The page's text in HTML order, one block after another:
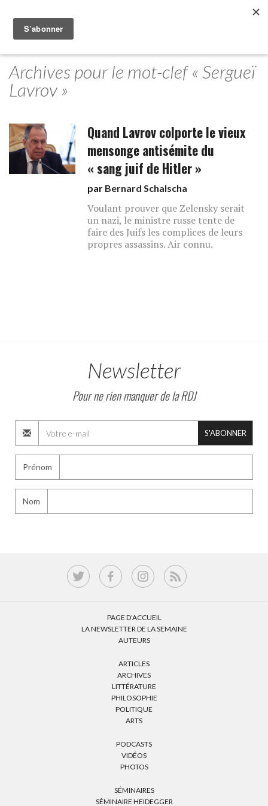
Archives pour le mot-clef « Sergueï
Lavrov »
Quand Lavrov colporte le vieux
mensonge antisémite du
« sang juif de Hitler »
par Bernard Schalscha
Voulant prouver que Zelensky serait
un nazi, le ministre russe tente de
faire des Juifs les complices de leurs
propres assassins. Air connu.
Newsletter
Pour ne rien manquer de la RDJ
S'ABONNER
Prénom
Nom
PAGE D’ACCUEIL
LA NEWSLETTER DE LA SEMAINE
AUTEURS
ARTICLES
ARCHIVES
LITTÉRATURE
PHILOSOPHIE
POLITIQUE
ARTS
PODCASTS
VIDÉOS
PHOTOS
SÉMINAIRES
SÉMINAIRE HEIDEGGER